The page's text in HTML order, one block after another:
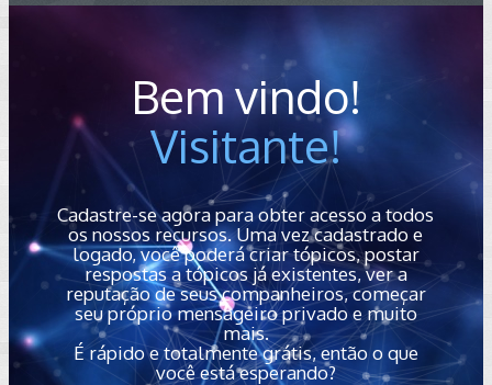
Bem vindo!
Visitante!
Cadastre-se agora para obter acesso a todos
os nossos recursos. Uma vez cadastrado e
logado, você poderá criar tópicos, postar
respostas a tópicos já existentes, ver a
reputação de seus companheiros, começar
seu próprio mensageiro privado e muito
mais.
É rápido e totalmente grátis, então o que
você está esperando?